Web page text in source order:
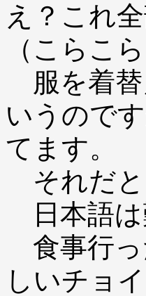
え？これ
（こらこら
服を着替
いうので
てます。
それだと
日本語は
食事行っ
しいチョ